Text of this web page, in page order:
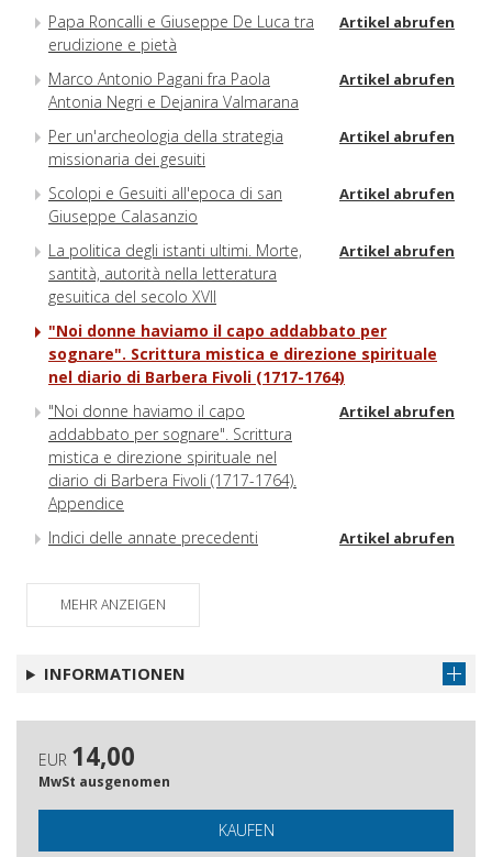
Papa Roncalli e Giuseppe De Luca tra
erudizione e pietà
Artikel abrufen
Marco Antonio Pagani fra Paola
Antonia Negri e Dejanira Valmarana
Artikel abrufen
Per un'archeologia della strategia
missionaria dei gesuiti
Artikel abrufen
Scolopi e Gesuiti all'epoca di san
Giuseppe Calasanzio
Artikel abrufen
La politica degli istanti ultimi. Morte,
santità, autorità nella letteratura
gesuitica del secolo XVII
Artikel abrufen
"Noi donne haviamo il capo addabbato per
sognare". Scrittura mistica e direzione spirituale
nel diario di Barbera Fivoli (1717-1764)
"Noi donne haviamo il capo
addabbato per sognare". Scrittura
mistica e direzione spirituale nel
diario di Barbera Fivoli (1717-1764).
Appendice
Artikel abrufen
Indici delle annate precedenti Artikel abrufen
MEHR ANZEIGEN
INFORMATIONEN
EUR 14,00
MwSt ausgenomen
KAUFEN